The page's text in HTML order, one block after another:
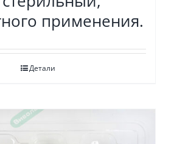
применения.
Детали